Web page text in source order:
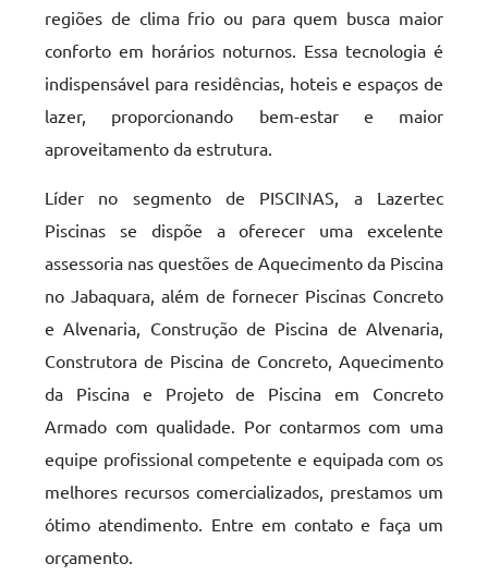
regiões de clima frio ou para quem busca maior
conforto em horários noturnos. Essa tecnologia é
indispensável para residências, hoteis e espaços de
lazer, proporcionando bem-estar e maior
aproveitamento da estrutura.
Líder no segmento de PISCINAS, a Lazertec
Piscinas se dispõe a oferecer uma excelente
assessoria nas questões de Aquecimento da Piscina
no Jabaquara, além de fornecer Piscinas Concreto
e Alvenaria, Construção de Piscina de Alvenaria,
Construtora de Piscina de Concreto, Aquecimento
da Piscina e Projeto de Piscina em Concreto
Armado com qualidade. Por contarmos com uma
equipe profissional competente e equipada com os
melhores recursos comercializados, prestamos um
ótimo atendimento. Entre em contato e faça um
orçamento.